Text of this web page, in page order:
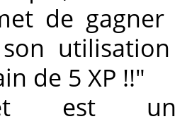
de gagner
de 5 XP !!"
est